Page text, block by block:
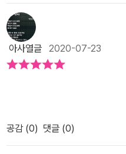
꽃이 / 함빡 웃네. // 누렁이 묻
양지꽃 / 양지꽃이 (자꾸 피네,
(차영미, 브로콜리숲, 2020)할
할머니를 자꾸자꾸 떠올리는 듯
투 속에→ 가게 아줌마가 이 꽃
종규). 낱말책을 쓴다. 《풀꽃나무
는 말밑 꾸러미 사전》, 《미래세
꼴딱.// -「할머니 취미생활」 전문(10~12쪽) 할
모습이 모이면 자식이나 손주 자
소한 거라도 자랑하고 싶어서
한 번으로 끝내지 않는다. 새로
장에서는 조금 민망할 수도 있는
손수레를/ 끌고 간다.// 가다가
길 입구/ 구슬땀 닦는 할아버지
아사열글 2020-07-23
공감 (0) 댓글 (0)